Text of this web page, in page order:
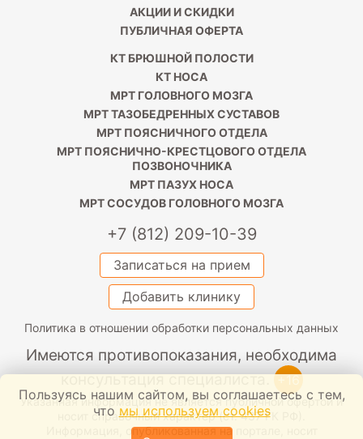
АКЦИИ И СКИДКИ
ПУБЛИЧНАЯ ОФЕРТА
КТ БРЮШНОЙ ПОЛОСТИ
КТ НОСА
МРТ ГОЛОВНОГО МОЗГА
МРТ ТАЗОБЕДРЕННЫХ СУСТАВОВ
МРТ ПОЯСНИЧНОГО ОТДЕЛА
МРТ ПОЯСНИЧНО-КРЕСТЦОВОГО ОТДЕЛА
ПОЗВОНОЧНИКА
МРТ ПАЗУХ НОСА
МРТ СОСУДОВ ГОЛОВНОГО МОЗГА
+7 (812) 209-10-39
Записаться на прием
Добавить клинику
Политика в отношении обработки персональных данных
Имеются противопоказания, необходима
консультация специалиста. +16
Указанная информация не является публичной офертой и
носит справочный характер (ст. 437 ГК РФ).
Информация, опубликованная на портале, носит
Пользуясь нашим сайтом, вы соглашаетесь с тем,
что мы используем cookies